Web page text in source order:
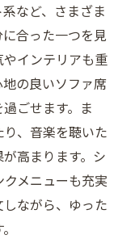
など、さまざま
合った一つを見
インテリアも重
の良いソファ席
ごせます。ま
、音楽を聴いた
高まります。シ
メニューも充実
ながら、ゆった